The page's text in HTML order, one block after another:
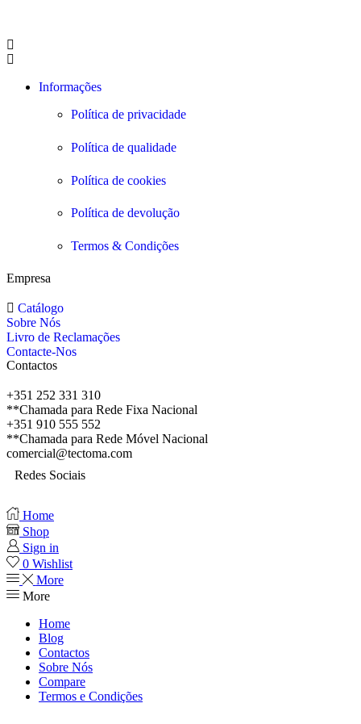
Informações
Política de privacidade
Política de qualidade
Política de cookies
Política de devolução
Termos & Condições
Empresa
Catálogo
Sobre Nós
Livro de Reclamações
Contacte-Nos
Contactos
+351 252 331 310
**Chamada para Rede Fixa Nacional
+351 910 555 552
**Chamada para Rede Móvel Nacional
comercial@tectoma.com
Redes Sociais
Home
Shop
Sign in
0 Wishlist
More
More
Home
Blog
Contactos
Sobre Nós
Compare
Termos e Condições